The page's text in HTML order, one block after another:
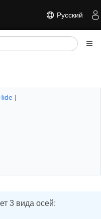
Русский
]
3 вида осей: